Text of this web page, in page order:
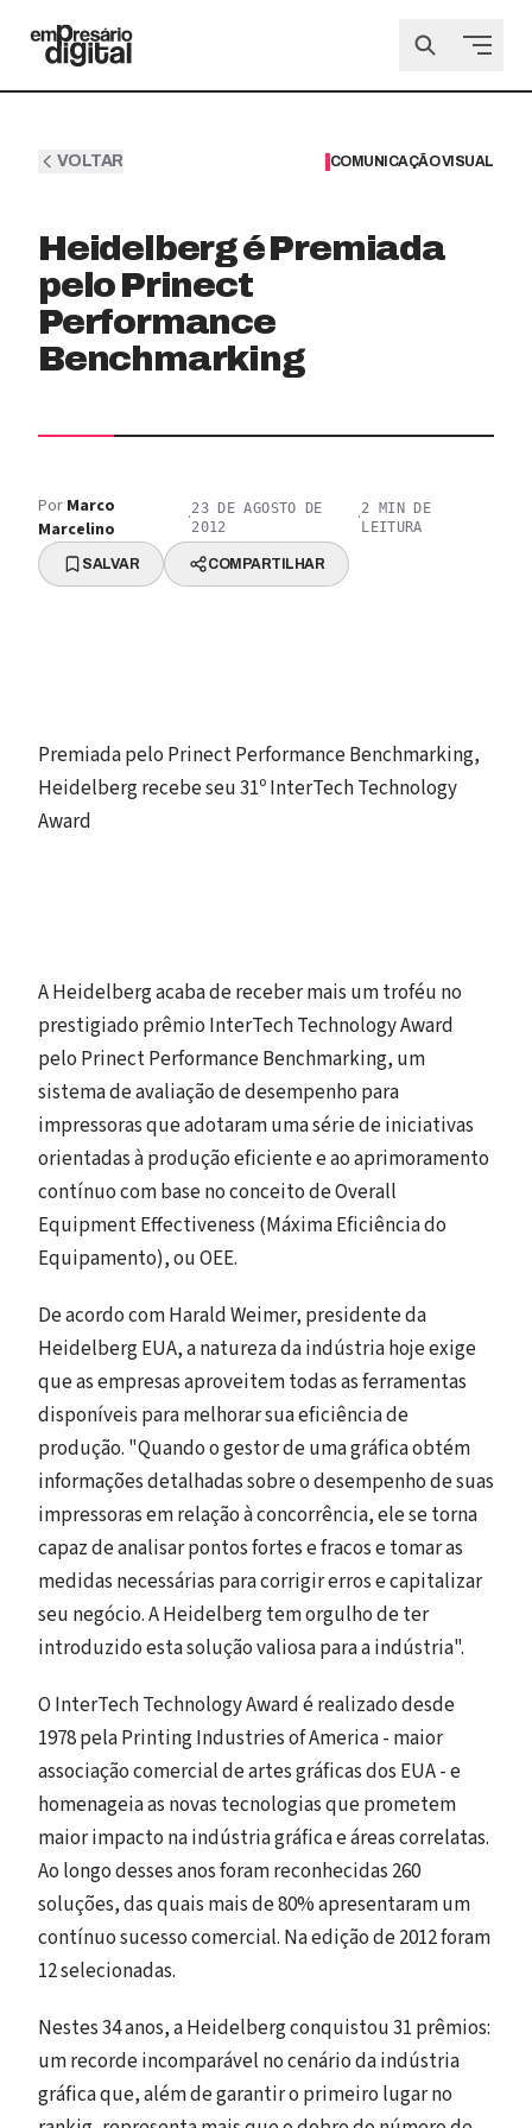
VOLTAR COMUNICAÇÃO VISUAL
Heidelberg é Premiada
pelo Prinect
Performance
Benchmarking
Por Marco
Marcelino
·23 DE AGOSTO DE
2012
·2 MIN DE
LEITURA
SALVAR COMPARTILHAR
Premiada pelo Prinect Performance Benchmarking,
Heidelberg recebe seu 31º InterTech Technology
Award
A Heidelberg acaba de receber mais um troféu no
prestigiado prêmio InterTech Technology Award
pelo Prinect Performance Benchmarking, um
sistema de avaliação de desempenho para
impressoras que adotaram uma série de iniciativas
orientadas à produção eficiente e ao aprimoramento
contínuo com base no conceito de Overall
Equipment Effectiveness (Máxima Eficiência do
Equipamento), ou OEE.
De acordo com Harald Weimer, presidente da
Heidelberg EUA, a natureza da indústria hoje exige
que as empresas aproveitem todas as ferramentas
disponíveis para melhorar sua eficiência de
produção. "Quando o gestor de uma gráfica obtém
informações detalhadas sobre o desempenho de suas
impressoras em relação à concorrência, ele se torna
capaz de analisar pontos fortes e fracos e tomar as
medidas necessárias para corrigir erros e capitalizar
seu negócio. A Heidelberg tem orgulho de ter
introduzido esta solução valiosa para a indústria".
O InterTech Technology Award é realizado desde
1978 pela Printing Industries of America - maior
associação comercial de artes gráficas dos EUA - e
homenageia as novas tecnologias que prometem
maior impacto na indústria gráfica e áreas correlatas.
Ao longo desses anos foram reconhecidas 260
soluções, das quais mais de 80% apresentaram um
contínuo sucesso comercial. Na edição de 2012 foram
12 selecionadas.
Nestes 34 anos, a Heidelberg conquistou 31 prêmios:
um recorde incomparável no cenário da indústria
gráfica que, além de garantir o primeiro lugar no